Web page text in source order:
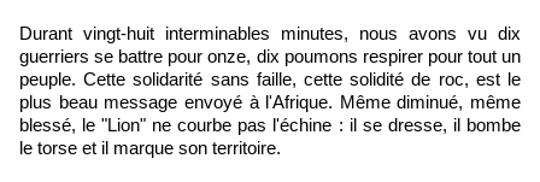
Durant vingt-huit interminables minutes, nous avons vu dix
guerriers se battre pour onze, dix poumons respirer pour tout un
peuple. Cette solidarité sans faille, cette solidité de roc, est le
plus beau message envoyé à l'Afrique. Même diminué, même
blessé, le "Lion" ne courbe pas l'échine : il se dresse, il bombe
le torse et il marque son territoire.